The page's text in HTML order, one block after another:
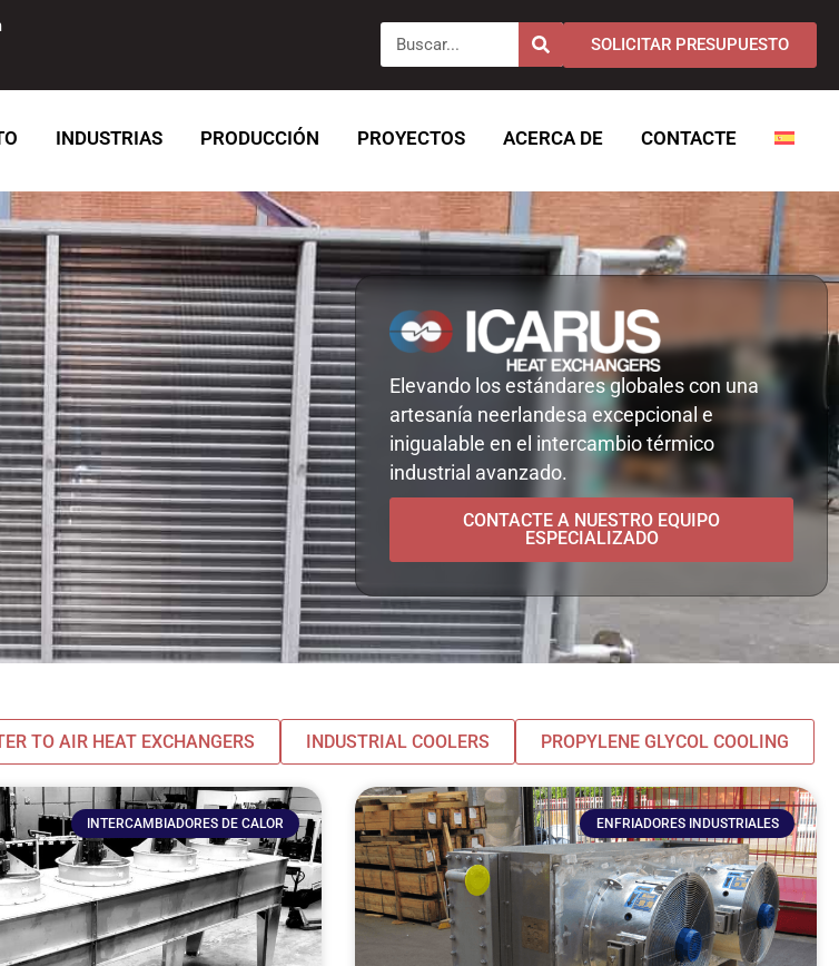
Buscar SOLICITAR PRESUPUESTO
INDUSTRIAS PRODUCCIÓN PROYECTOS ACERCA DE CONTACTE
Elevando los estándares globales con una
artesanía neerlandesa excepcional e
inigualable en el intercambio térmico
industrial avanzado.
CONTACTE A NUESTRO EQUIPO
ESPECIALIZADO
TO AIR HEAT EXCHANGERS INDUSTRIAL COOLERS PROPYLENE GLYCOL COOLING
INTERCAMBIADORES DE CALOR ENFRIADORES INDUSTRIALES